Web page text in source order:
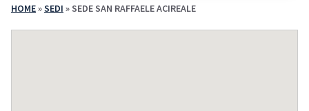
HOME»SEDI »SEDE SAN RAFFAELE ACIREALE